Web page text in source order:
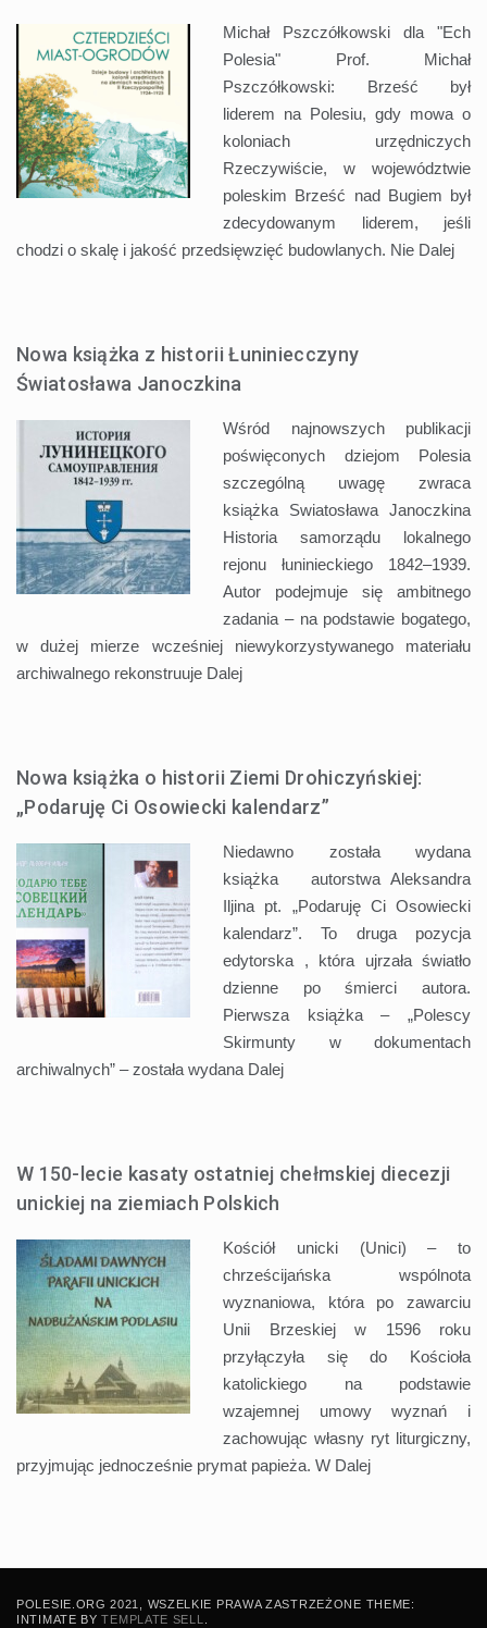
Michał Pszczółkowski dla "Ech
Polesia" Prof. Michał
Pszczółkowski: Brześć był
liderem na Polesiu, gdy mowa o
koloniach urzędniczych
Rzeczywiście, w województwie
poleskim Brześć nad Bugiem był
zdecydowanym liderem, jeśli
chodzi o skalę i jakość przedsięwzięć budowlanych. Nie Dalej
Nowa książka z historii Łuniniecczyny
Światosława Janoczkina
Wśród najnowszych publikacji
poświęconych dziejom Polesia
szczególną uwagę zwraca
książka Swiatosława Janoczkina
Historia samorządu lokalnego
rejonu łuninieckiego 1842–1939.
Autor podejmuje się ambitnego
zadania – na podstawie bogatego,
w dużej mierze wcześniej niewykorzystywanego materiału
archiwalnego rekonstruuje Dalej
Nowa książka o historii Ziemi Drohiczyńskiej:
„Podaruję Ci Osowiecki kalendarz”
Niedawno została wydana
książka autorstwa Aleksandra
Iljina pt. „Podaruję Ci Osowiecki
kalendarz”. To druga pozycja
edytorska , która ujrzała światło
dzienne po śmierci autora.
Pierwsza książka – „Polescy
Skirmunty w dokumentach
archiwalnych” – została wydana Dalej
W 150-lecie kasaty ostatniej chełmskiej diecezji
unickiej na ziemiach Polskich
Kościół unicki (Unici) – to
chrześcijańska wspólnota
wyznaniowa, która po zawarciu
Unii Brzeskiej w 1596 roku
przyłączyła się do Kościoła
katolickiego na podstawie
wzajemnej umowy wyznań i
zachowując własny ryt liturgiczny,
przyjmując jednocześnie prymat papieża. W Dalej
POLESIE.ORG 2021, WSZELKIE PRAWA ZASTRZEŻONE THEME:
INTIMATE BYTEMPLATE SELL